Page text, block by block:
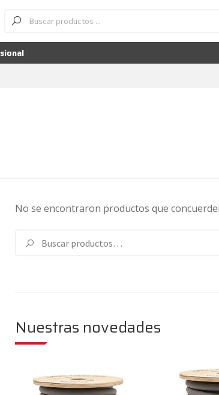
de
productos
No se encontraron productos que
por:
Buscar
Nuestras novedades